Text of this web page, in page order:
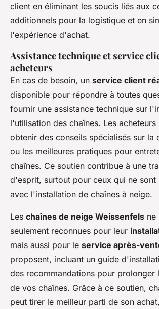
client en éliminant les soucis liés aux
additionnels pour la logistique et en
l'expérience d'achat.
Assistance technique et service
acheteurs
En cas de besoin, un service client
disponible pour répondre à toutes
fournir une assistance technique sur
l'utilisation des chaînes. Les acheteurs
obtenir des conseils spécialisés sur la
ou les meilleures pratiques pour
chaînes. Ce soutien contribue à une
d'esprit, surtout pour ceux qui ne sont
avec l'installation de chaînes à neige.
Les chaînes de neige Weissenfels ne
seulement reconnues pour leur
mais aussi pour le service après-
proposent, incluant un guide
des recommandations pour prolonger
de vos chaînes. Grâce à ce soutien,
peut tirer le meilleur parti de son